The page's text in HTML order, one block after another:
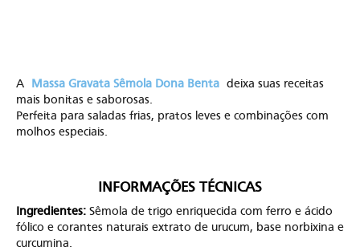
A Massa Gravata Sêmola Dona Benta deixa suas receitas
mais bonitas e saborosas.
Perfeita para saladas frias, pratos leves e combinações com
molhos especiais.
INFORMAÇÕES TÉCNICAS
Ingredientes: Sêmola de trigo enriquecida com ferro e ácido
fólico e corantes naturais extrato de urucum, base norbixina e
curcumina.